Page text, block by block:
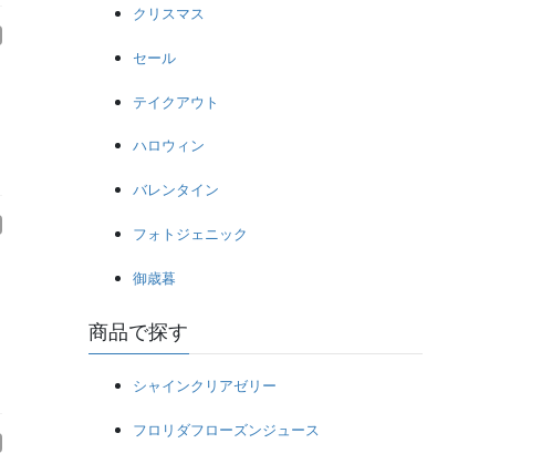
クリスマス
セール
テイクアウト
ハロウィン
バレンタイン
フォトジェニック
御歳暮
商品で探す
シャインクリアゼリー
フロリダフローズンジュース